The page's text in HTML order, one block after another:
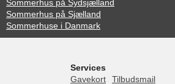
Sommerhus på Sydsjælland
Sommerhus på Sjælland
Sommerhuse i Danmark
Services
Gavekort
Tilbudsmail